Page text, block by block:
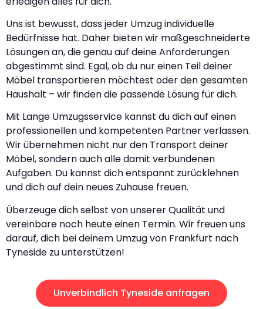
Uns ist bewusst, dass jeder Umzug individuelle
Bedürfnisse hat. Daher bieten wir maßgeschneiderte
Lösungen an, die genau auf deine Anforderungen
abgestimmt sind. Egal, ob du nur einen Teil deiner
Möbel transportieren möchtest oder den gesamten
Haushalt – wir finden die passende Lösung für dich.
Mit Lange Umzugsservice kannst du dich auf einen
professionellen und kompetenten Partner verlassen.
Wir übernehmen nicht nur den Transport deiner
Möbel, sondern auch alle damit verbundenen
Aufgaben. Du kannst dich entspannt zurücklehnen
und dich auf dein neues Zuhause freuen.
Überzeuge dich selbst von unserer Qualität und
vereinbare noch heute einen Termin. Wir freuen uns
darauf, dich bei deinem Umzug von Frankfurt nach
Tyneside zu unterstützen!
Unverbindlich Tyneside anfragen